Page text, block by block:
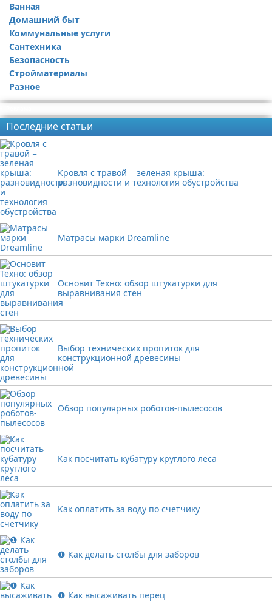
Ремонт квартиры
Ванная
Домашний быт
Коммунальные услуги
Сантехника
Безопасность
Стройматериалы
Разное
Последние статьи
Кровля с травой − зеленая крыша:
разновидности и технология обустройства
Матрасы марки Dreamline
Основит Техно: обзор штукатурки для
выравнивания стен
Выбор технических пропиток для
конструкционной древесины
Обзор популярных роботов-пылесосов
Как посчитать кубатуру круглого леса
Как оплатить за воду по счетчику
❶ Как делать столбы для заборов
❶ Как высаживать перец